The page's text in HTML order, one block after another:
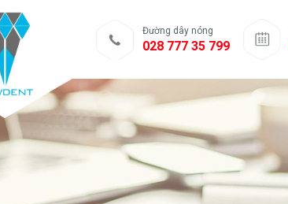
Đường dây nóng
028 777 35 799